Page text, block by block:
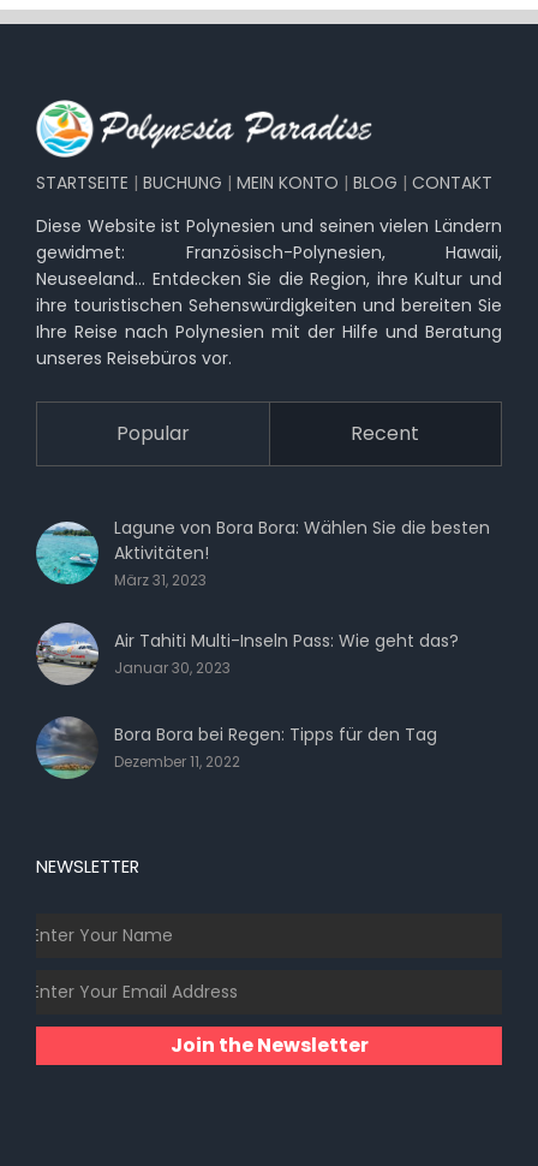
STARTSEITE | BUCHUNG | MEIN KONTO | BLOG | CONTAKT
Diese Website ist Polynesien und seinen vielen Ländern
gewidmet: Französisch-Polynesien, Hawaii,
Neuseeland… Entdecken Sie die Region, ihre Kultur und
ihre touristischen Sehenswürdigkeiten und bereiten Sie
Ihre Reise nach Polynesien mit der Hilfe und Beratung
unseres Reisebüros vor.
Popular Recent
Lagune von Bora Bora: Wählen Sie die besten
Aktivitäten!
März 31, 2023
Air Tahiti Multi-Inseln Pass: Wie geht das?
Januar 30, 2023
Bora Bora bei Regen: Tipps für den Tag
Dezember 11, 2022
NEWSLETTER
Join the Newsletter